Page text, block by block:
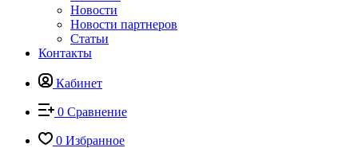
Новости
Новости партнеров
Статьи
Контакты
Кабинет
0 Сравнение
0 Избранное